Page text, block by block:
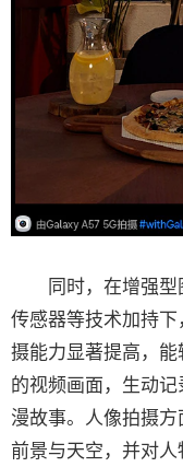
同时，在增强型
传感器等技术加持
摄能力显著提高，
的视频画面，生动
漫故事。人像拍摄方
前景与天空，并对人